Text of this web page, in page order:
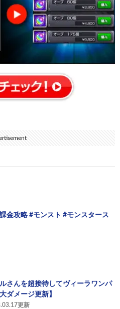
金攻略 #モンスト #モンスタース
さんを超接待してヴィーラワンパ
ダメージ更新】
更新